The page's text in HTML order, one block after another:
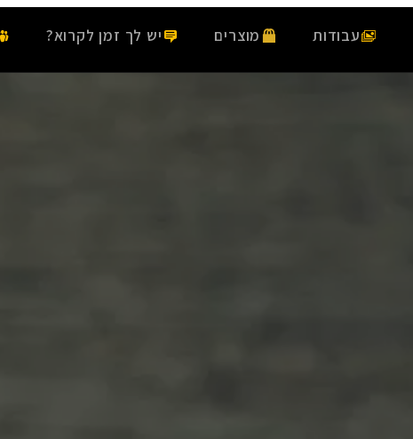
עבודות מוצרים יש לך זמן לקרוא?